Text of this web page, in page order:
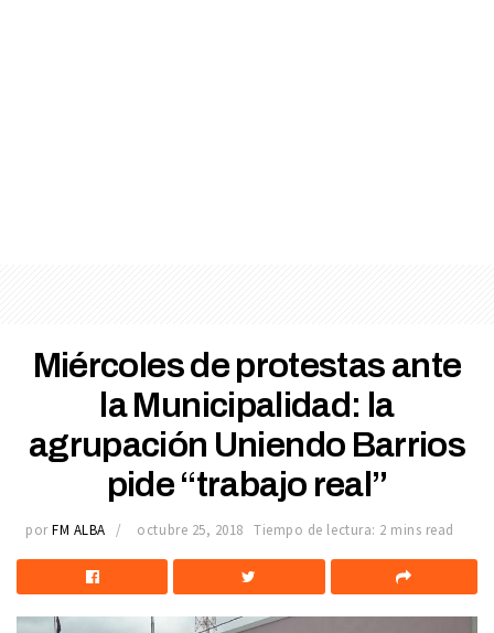
Miércoles de protestas ante
la Municipalidad: la
agrupación Uniendo Barrios
pide “trabajo real”
por FM ALBA octubre 25, 2018 Tiempo de lectura: 2 mins read